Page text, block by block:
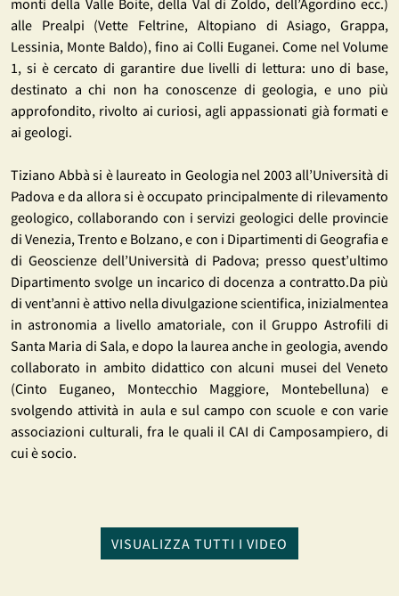
alle Prealpi (Vette Feltrine, Altopiano di Asiago, Grappa,
Lessinia, Monte Baldo), fino ai Colli Euganei. Come nel Volume
1, si è cercato di garantire due livelli di lettura: uno di base,
destinato a chi non ha conoscenze di geologia, e uno più
approfondito, rivolto ai curiosi, agli appassionati già formati e
ai geologi.
Tiziano Abbà si è laureato in Geologia nel 2003 all’Università di
Padova e da allora si è occupato principalmente di rilevamento
geologico, collaborando con i servizi geologici delle provincie
di Venezia, Trento e Bolzano, e con i Dipartimenti di Geografia e
di Geoscienze dell’Università di Padova; presso quest’ultimo
Dipartimento svolge un incarico di docenza a contratto.Da più
di vent’anni è attivo nella divulgazione scientifica, inizialmentea
in astronomia a livello amatoriale, con il Gruppo Astrofili di
Santa Maria di Sala, e dopo la laurea anche in geologia, avendo
collaborato in ambito didattico con alcuni musei del Veneto
(Cinto Euganeo, Montecchio Maggiore, Montebelluna) e
svolgendo attività in aula e sul campo con scuole e con varie
associazioni culturali, fra le quali il CAI di Camposampiero, di
cui è socio.
VISUALIZZA TUTTI I VIDEO